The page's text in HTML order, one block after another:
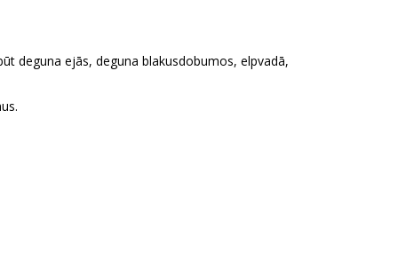
deguna ejās, deguna blakusdobumos, elpvadā,